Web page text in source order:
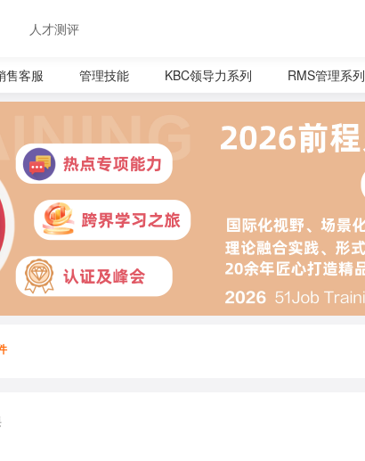
人才测评
售客服 管理技能 KBC领导力系列 RMS管理系列